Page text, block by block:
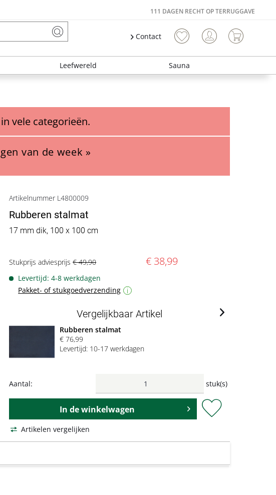
111 DAGEN RECHT OP TERRUGGAVE
Contact
Leefwereld Sauna
vele categorieën.
van de week »
Artikelnummer L4800009
Rubberen stalmat
17 mm dik, 100 x 100 cm
Stukprijs adviesprijs€ 49,90 € 38,99
Levertijd: 4-8 werkdagen
Pakket- of stukgoedverzending
i
Vergelijkbaar Artikel
Rubberen stalmat
€ 76,99
Levertijd: 10-17 werkdagen
Aantal: stuk(s)
In de winkelwagen
Artikelen vergelijken